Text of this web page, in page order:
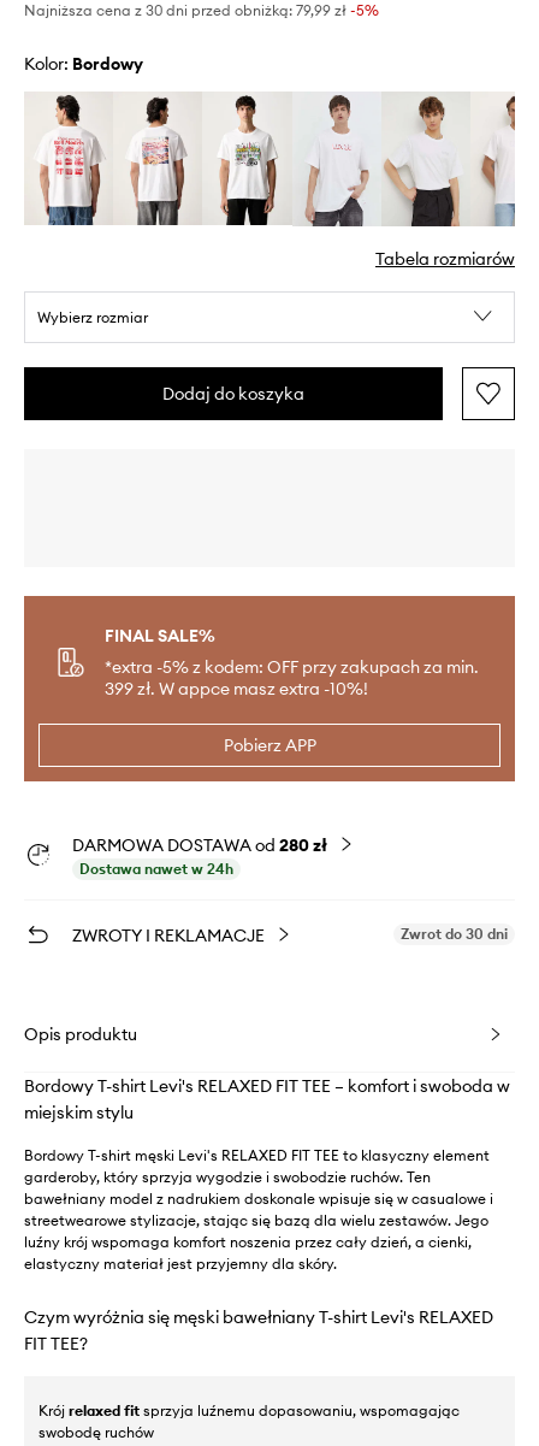
Najniższa cena z 30 dni przed obniżką: 79,99 zł -5%
Kolor: bordowy
Tabela rozmiarów
Wybierz rozmiar
Dodaj do koszyka
FINAL SALE%
*extra -5% z kodem: OFF przy zakupach za min.
399 zł. W appce masz extra -10%!
Pobierz APP
DARMOWA DOSTAWA od 280 zł
Dostawa nawet w 24h
ZWROTY I REKLAMACJE Zwrot do 30 dni
Opis produktu
Bordowy T-shirt Levi's RELAXED FIT TEE – komfort i swoboda w
miejskim stylu
Bordowy T-shirt męski Levi's RELAXED FIT TEE to klasyczny element
garderoby, który sprzyja wygodzie i swobodzie ruchów. Ten
bawełniany model z nadrukiem doskonale wpisuje się w casualowe i
streetwearowe stylizacje, stając się bazą dla wielu zestawów. Jego
luźny krój wspomaga komfort noszenia przez cały dzień, a cienki,
elastyczny materiał jest przyjemny dla skóry.
Czym wyróżnia się męski bawełniany T-shirt Levi's RELAXED
FIT TEE?
Krój relaxed fit sprzyja luźnemu dopasowaniu, wspomagając
swobodę ruchów